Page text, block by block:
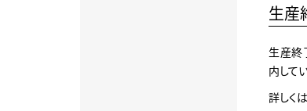
生産
生産終
内して
詳しく